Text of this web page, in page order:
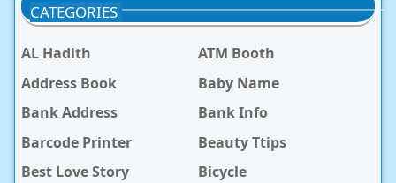
CATEGORIES
AL Hadith
ATM Booth
Address Book
Baby Name
Bank Address
Bank Info
Barcode Printer
Beauty Ttips
Best Love Story
Bicycle